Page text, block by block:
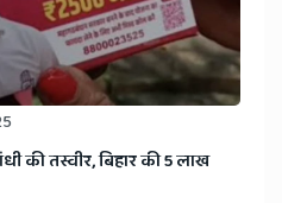
की तस्वीर, बिहार की 5 लाख